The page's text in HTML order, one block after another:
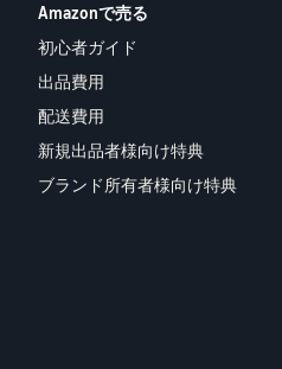
Amazonで売る
初心者ガイド
出品費用
配送費用
新規出品者様向け特典
ブランド所有者様向け特典